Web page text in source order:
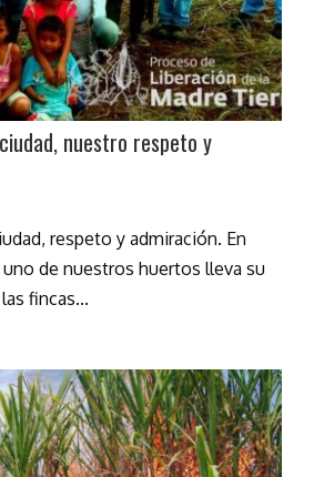
nuestro respeto y
respeto y admiración. En
de nuestros huertos lleva su
fincas...